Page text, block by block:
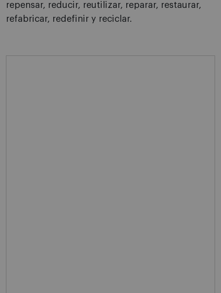
repensar, reducir, reutilizar, reparar, restaurar,
refabricar, redefinir y reciclar.